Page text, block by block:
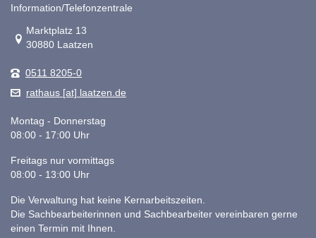
Information/Telefonzentrale
Link zur Google-Maps Navigation
Marktplatz 13
30880 Laatzen
0511 8205-0
rathaus [at] laatzen.de
Montag - Donnerstag
08:00 - 17:00 Uhr
Freitags nur vormittags
08:00 - 13:00 Uhr
Die Verwaltung hat keine Kernarbeitszeiten.
Die Sachbearbeiterinnen und Sachbearbeiter vereinbaren gerne
einen Termin mit Ihnen.